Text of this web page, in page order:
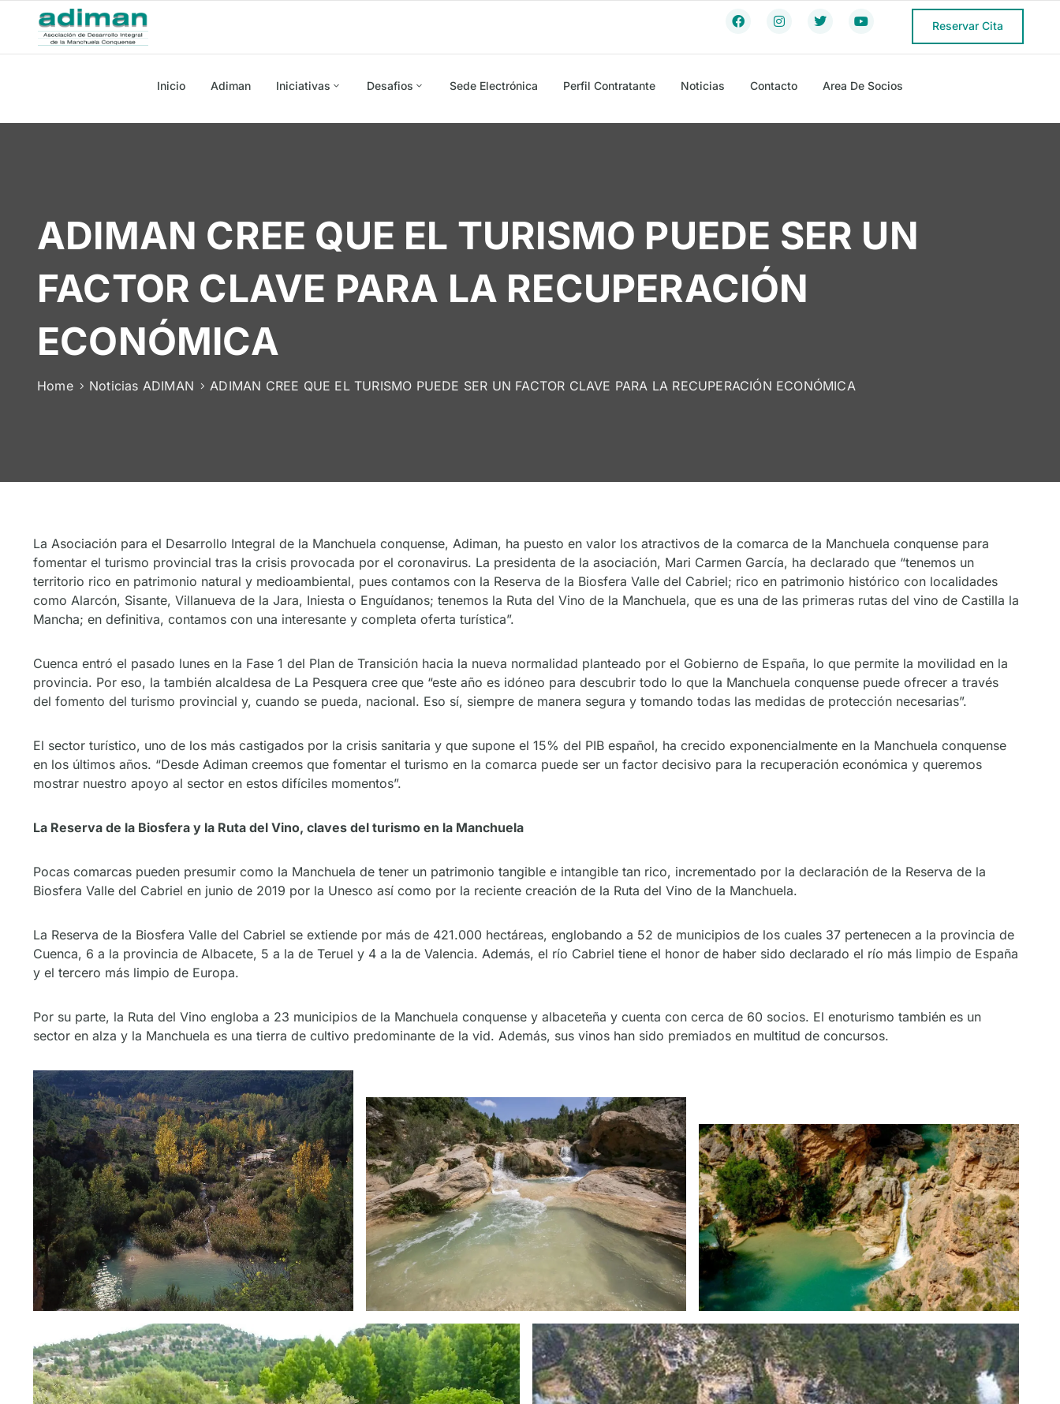
Reservar Cita
Inicio Adiman Iniciativas Desafios Sede Electrónica Perfil Contratante Noticias Contacto Area De Socios
ADIMAN CREE QUE EL TURISMO PUEDE SER UN
FACTOR CLAVE PARA LA RECUPERACIÓN
ECONÓMICA
Home Noticias ADIMAN ADIMAN CREE QUE EL TURISMO PUEDE SER UN FACTOR CLAVE PARA LA RECUPERACIÓN ECONÓMICA
La Asociación para el Desarrollo Integral de la Manchuela conquense, Adiman, ha puesto en valor los atractivos de la comarca de la Manchuela conquense para
fomentar el turismo provincial tras la crisis provocada por el coronavirus. La presidenta de la asociación, Mari Carmen García, ha declarado que “tenemos un
territorio rico en patrimonio natural y medioambiental, pues contamos con la Reserva de la Biosfera Valle del Cabriel; rico en patrimonio histórico con localidades
como Alarcón, Sisante, Villanueva de la Jara, Iniesta o Enguídanos; tenemos la Ruta del Vino de la Manchuela, que es una de las primeras rutas del vino de Castilla la
Mancha; en definitiva, contamos con una interesante y completa oferta turística”.
Cuenca entró el pasado lunes en la Fase 1 del Plan de Transición hacia la nueva normalidad planteado por el Gobierno de España, lo que permite la movilidad en la
provincia. Por eso, la también alcaldesa de La Pesquera cree que “este año es idóneo para descubrir todo lo que la Manchuela conquense puede ofrecer a través
del fomento del turismo provincial y, cuando se pueda, nacional. Eso sí, siempre de manera segura y tomando todas las medidas de protección necesarias”.
El sector turístico, uno de los más castigados por la crisis sanitaria y que supone el 15% del PIB español, ha crecido exponencialmente en la Manchuela conquense
en los últimos años. “Desde Adiman creemos que fomentar el turismo en la comarca puede ser un factor decisivo para la recuperación económica y queremos
mostrar nuestro apoyo al sector en estos difíciles momentos”.
La Reserva de la Biosfera y la Ruta del Vino, claves del turismo en la Manchuela
Pocas comarcas pueden presumir como la Manchuela de tener un patrimonio tangible e intangible tan rico, incrementado por la declaración de la Reserva de la
Biosfera Valle del Cabriel en junio de 2019 por la Unesco así como por la reciente creación de la Ruta del Vino de la Manchuela.
La Reserva de la Biosfera Valle del Cabriel se extiende por más de 421.000 hectáreas, englobando a 52 de municipios de los cuales 37 pertenecen a la provincia de
Cuenca, 6 a la provincia de Albacete, 5 a la de Teruel y 4 a la de Valencia. Además, el río Cabriel tiene el honor de haber sido declarado el río más limpio de España
y el tercero más limpio de Europa.
Por su parte, la Ruta del Vino engloba a 23 municipios de la Manchuela conquense y albaceteña y cuenta con cerca de 60 socios. El enoturismo también es un
sector en alza y la Manchuela es una tierra de cultivo predominante de la vid. Además, sus vinos han sido premiados en multitud de concursos.